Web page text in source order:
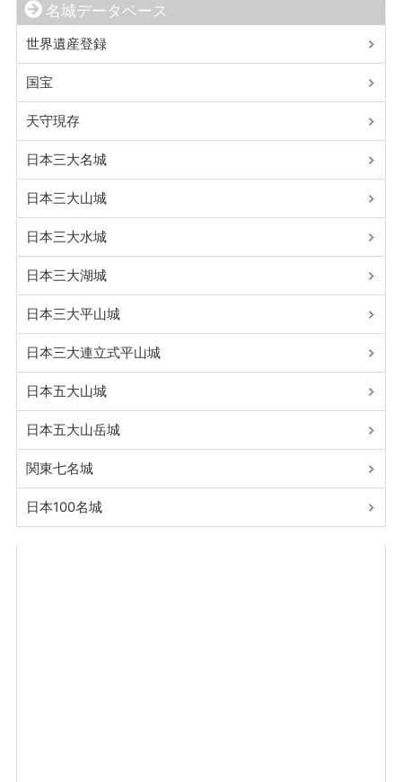
名城データベース
世界遺産登録
国宝
天守現存
日本三大名城
日本三大山城
日本三大水城
日本三大湖城
日本三大平山城
日本三大連立式平山城
日本五大山城
日本五大山岳城
関東七名城
日本100名城